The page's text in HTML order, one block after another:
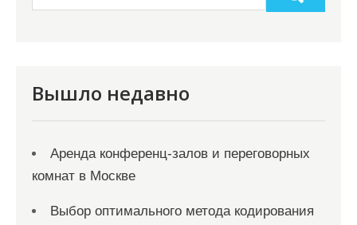
м
Вышло недавно
Аренда конференц-залов и переговорных
комнат в Москве
Выбор оптимального метода кодирования